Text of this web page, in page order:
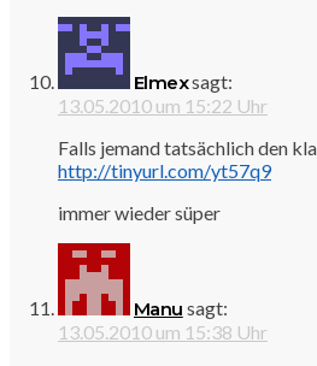
Elmexsagt:
13.05.2010 um 15:22 Uhr
Falls jemand tatsächlich den
http://tinyurl.com/yt57q9
immer wieder süper
Manu sagt:
13.05.2010 um 15:38 Uhr